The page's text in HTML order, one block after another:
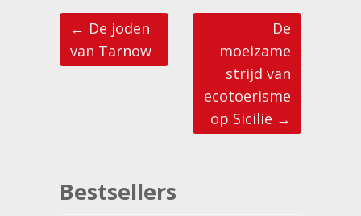
o
n
dI
n
y
Post navigation
← De joden
van Tarnow
De
moeizame
strijd van
ecotoerisme
op Sicilië →
Bestsellers